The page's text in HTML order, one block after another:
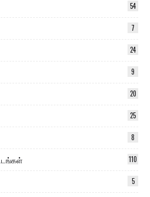
54
7
24
9
20
25
8
110
5